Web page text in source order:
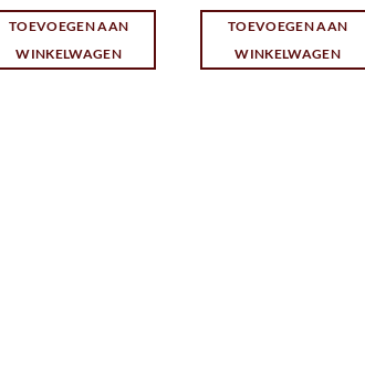
TOEVOEGEN AAN
WINKELWAGEN
TOEVOEGEN AAN
WINKELWAGEN